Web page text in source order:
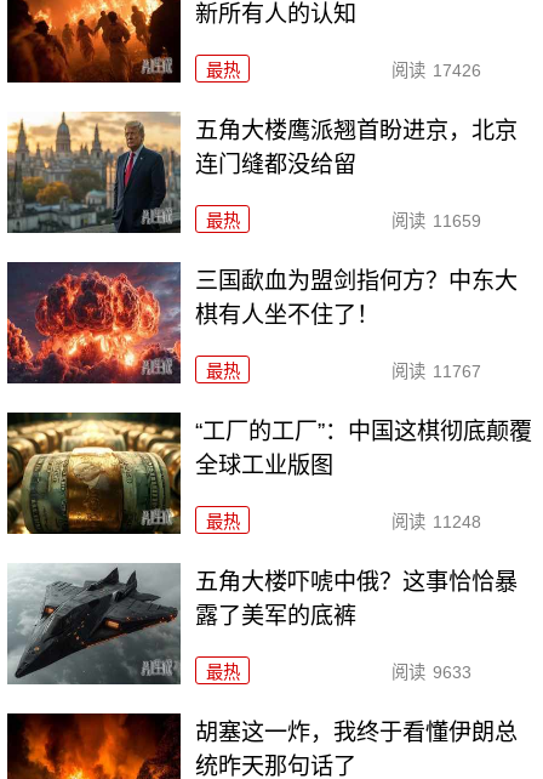
新所有人的认知
最热 阅读 17426
五角大楼鹰派翘首盼进京，北京
连门缝都没给留
最热 阅读 11659
三国歃血为盟剑指何方？中东大
棋有人坐不住了！
最热 阅读 11767
“工厂的工厂”：中国这棋彻底颠覆
全球工业版图
最热 阅读 11248
五角大楼吓唬中俄？这事恰恰暴
露了美军的底裤
最热 阅读 9633
胡塞这一炸，我终于看懂伊朗总
统昨天那句话了